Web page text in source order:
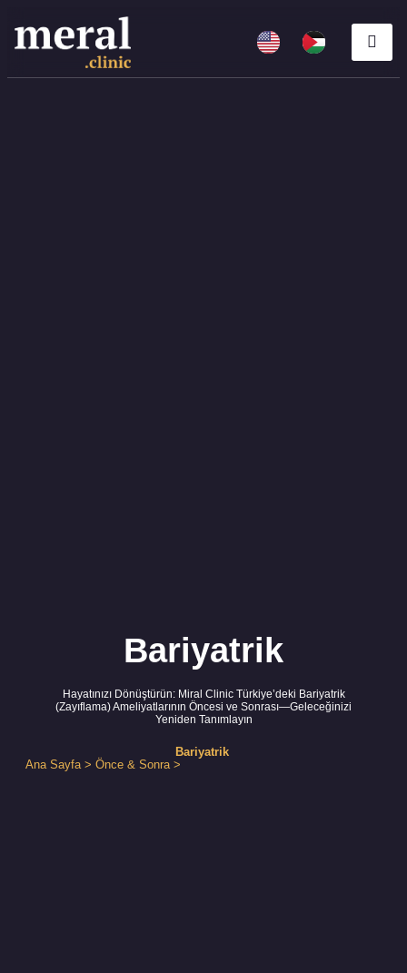
Bariyatrik
Hayatınızı Dönüştürün: Miral Clinic Türkiye’deki Bariyatrik
(Zayıflama) Ameliyatlarının Öncesi ve Sonrası—Geleceğinizi
Yeniden Tanımlayın
Ana Sayfa> Önce & Sonra>
Bariyatrik